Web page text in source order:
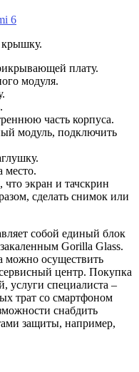
6
плату.
модуля.
часть корпуса.
модуль, подключить
место.
экран и тачскрин
сделать снимок или
собой единый блок
Gorilla Glass.
можно осуществить
центр. Покупка
услуги специалиста –
трат со смартфоном
снабдить
защиты, например,